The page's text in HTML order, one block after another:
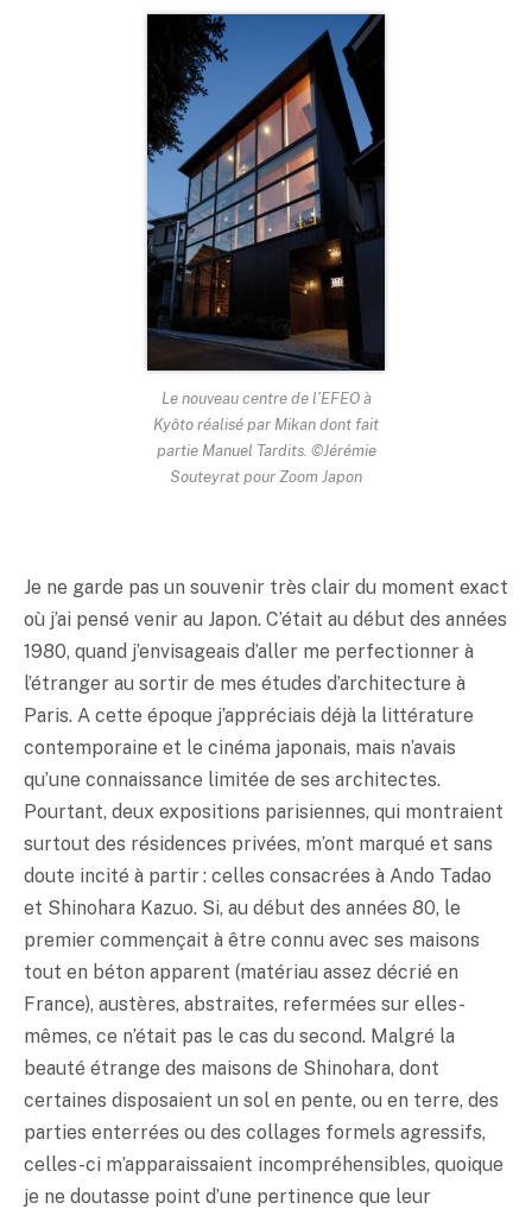
Le nouveau centre de l’EFEO à
Kyôto réalisé par Mikan dont fait
partie Manuel Tardits. ©Jérémie
Souteyrat pour Zoom Japon
Je ne garde pas un souvenir très clair du moment exact
où j’ai pensé venir au Japon. C’était au début des années
1980, quand j’envisageais d’aller me perfectionner à
l’étranger au sortir de mes études d’architecture à
Paris. A cette époque j’appréciais déjà la littérature
contemporaine et le cinéma japonais, mais n’avais
qu’une connaissance limitée de ses architectes.
Pourtant, deux expositions parisiennes, qui montraient
surtout des résidences privées, m’ont marqué et sans
doute incité à partir : celles consacrées à Ando Tadao
et Shinohara Kazuo. Si, au début des années 80, le
premier commençait à être connu avec ses maisons
tout en béton apparent (matériau assez décrié en
France), austères, abstraites, refermées sur elles-
mêmes, ce n’était pas le cas du second. Malgré la
beauté étrange des maisons de Shinohara, dont
certaines disposaient un sol en pente, ou en terre, des
parties enterrées ou des collages formels agressifs,
celles-ci m’apparaissaient incompréhensibles, quoique
je ne doutasse point d’une pertinence que leur